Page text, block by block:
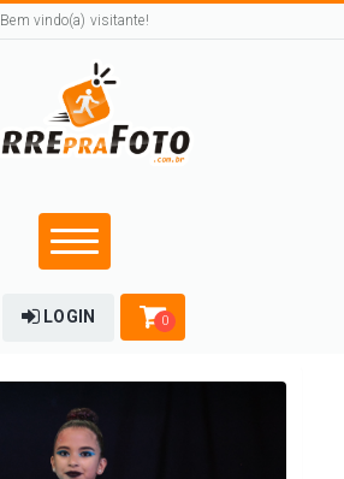
Bem vindo(a) visitante!
LOGIN 0